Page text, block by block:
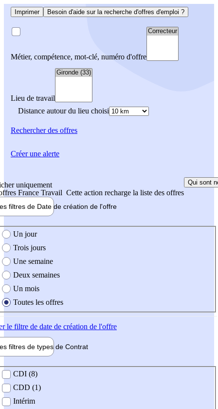
Imprimer Besoin d'aide sur la recherche d'offres d'emploi ?
Métier, compétence, mot-clé, numéro d'offre
Lieu de travail
Distance autour du lieu choisi
Rechercherdes offres
uniquement
France Travail Cette action recharge la liste des offres
Qui sont
filtres de Date de création de l'offre
création de l'offre
Un jour
Trois jours
Une semaine
Deux semaines
Un mois
Toutes les offres
le filtre de date de création de l'offre
filtres de types de Contrat
contrat
CDI (8)
CDD (1)
Intérim
Créer une alerte